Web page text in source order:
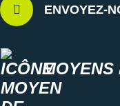
ENVOYEZ-
MOYENS